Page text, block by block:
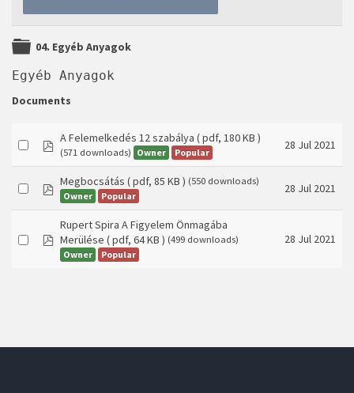
Folder
04. Egyéb Anyagok
Egyéb Anyagok
Documents
pdf
A Felemelkedés 12 szabálya ( pdf, 180 KB )
(571 downloads) Owner Popular
28 Jul 2021
pdf
Megbocsátás ( pdf, 85 KB ) (550 downloads)
Owner
Popular
28 Jul 2021
pdf
Rupert Spira A Figyelem Önmagába
Merülése ( pdf, 64 KB ) (499 downloads)
Owner
Popular
28 Jul 2021